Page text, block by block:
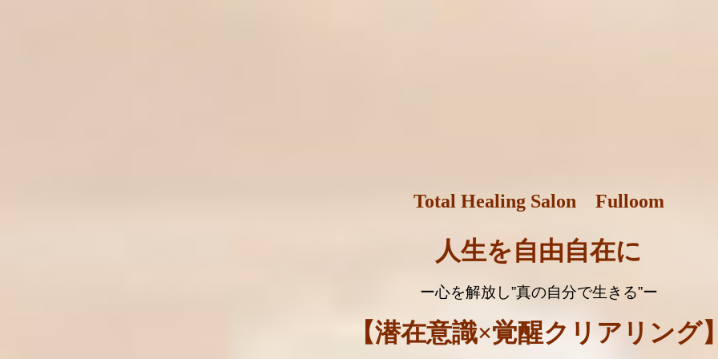
Total Healing Salon Fulloom
人生を自由自在に
ー心を解放し”真の自分で生きる”ー
【潜在意識×覚醒クリアリング